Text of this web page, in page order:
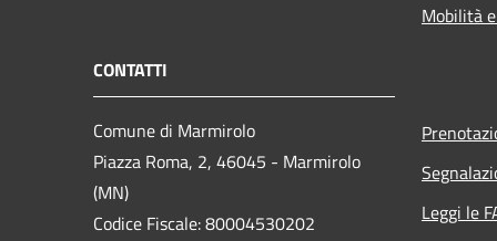
Mobilità
CONTATTI
Comune di Marmirolo
Piazza Roma, 2, 46045 - Marmirolo
(MN)
Codice Fiscale: 80004530202
Leggi le